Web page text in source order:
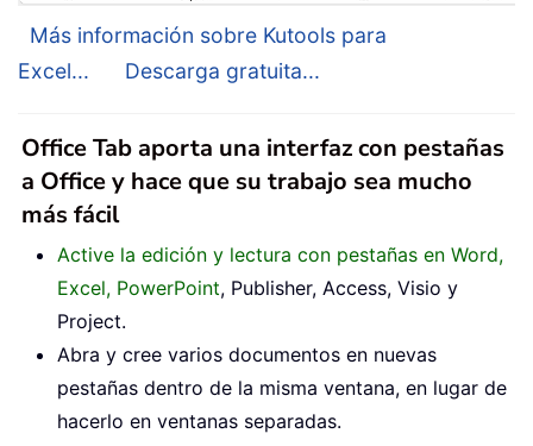
Más información sobre Kutools para
Excel...
Descarga gratuita...
Office Tab aporta una interfaz con pestañas
a Office y hace que su trabajo sea mucho
más fácil
Active la edición y lectura con pestañas en Word,
Excel, PowerPoint, Publisher, Access, Visio y
Project.
Abra y cree varios documentos en nuevas
pestañas dentro de la misma ventana, en lugar de
hacerlo en ventanas separadas.